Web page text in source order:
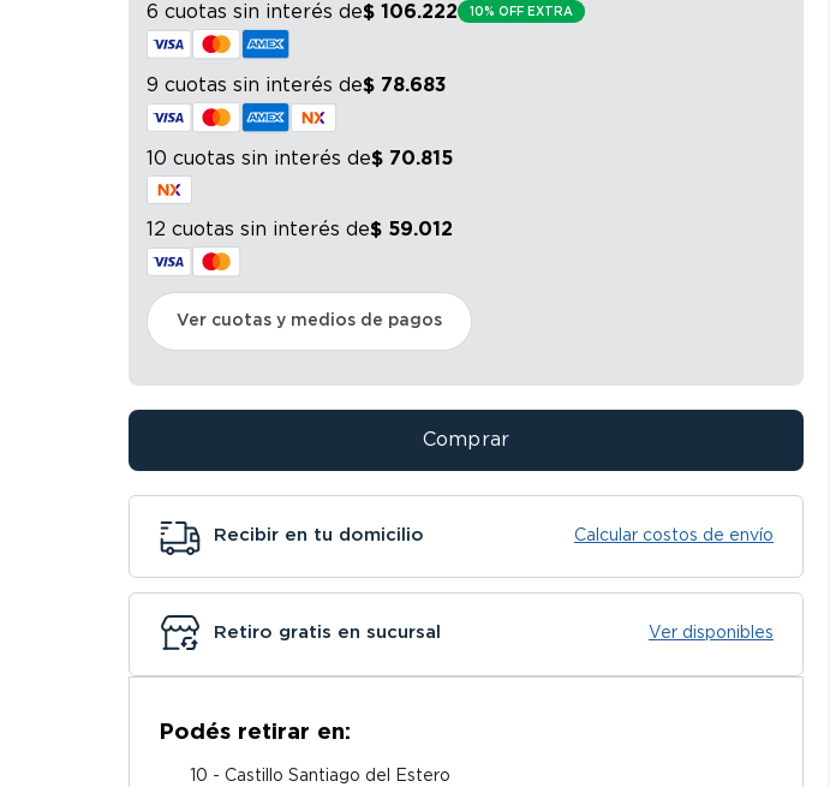
6 cuotas sin interés de$ 106.222 10% OFF EXTRA
9 cuotas sin interés de$ 78.683
10 cuotas sin interés de$ 70.815
12 cuotas sin interés de$ 59.012
Ver cuotas y medios de pagos
Comprar
Recibir en tu domicilio Calcular costos de envío
Retiro gratis en sucursal Ver disponibles
Podés retirar en:
10 - Castillo Santiago del Estero